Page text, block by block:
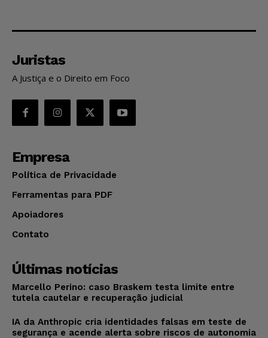
Juristas
A Justiça e o Direito em Foco
Empresa
Política de Privacidade
Ferramentas para PDF
Apoiadores
Contato
Últimas notícias
Marcello Perino: caso Braskem testa limite entre
tutela cautelar e recuperação judicial
IA da Anthropic cria identidades falsas em teste de
segurança e acende alerta sobre riscos de autonomia